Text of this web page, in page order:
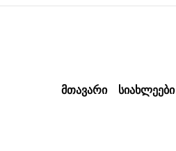
ᲛᲗᲐᲕᲐᲠᲘ ᲡᲘᲐᲮᲚᲔᲔᲑᲘ